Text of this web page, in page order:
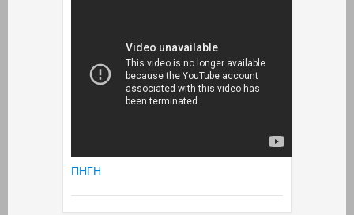
ΠΗΓΗ